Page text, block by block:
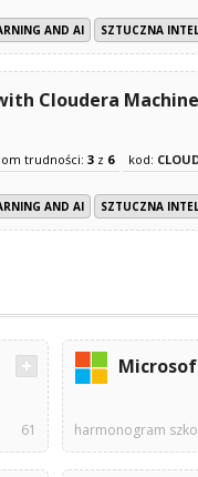
AND AI SZTUCZNA
Cloudera
trudności: 3 z 6 kod:
AND AI SZTUCZNA
61 harmonogram